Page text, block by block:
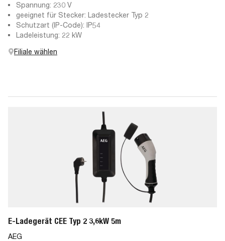
Spannung: 230 V
geeignet für Stecker: Ladestecker Typ 2
Schutzart (IP-Code): IP54
Ladeleistung: 22 kW
Filiale wählen
E-Ladegerät CEE Typ 2 3,6kW 5m
AEG